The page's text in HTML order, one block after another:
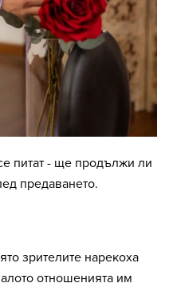
питат - ще продължи ли
предаването.
зрителите нарекоха
отношенията им